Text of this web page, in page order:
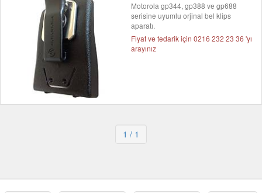
Motorola gp344, gp388 ve gp688
serisine uyumlu orjinal bel klips
aparatı.
Fiyat ve tedarik için 0216 232 23 36 'yı
arayınız
1 / 1